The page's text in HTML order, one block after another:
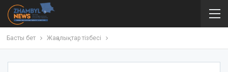
Басты бет Жаңалықтар тізбесі